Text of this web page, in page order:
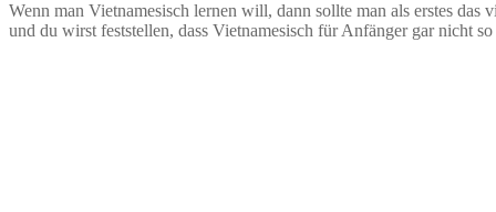
Wenn man Vietnamesisch lernen will, dann sollte man als erstes
und du wirst feststellen, dass Vietnamesisch für Anfänger gar nicht